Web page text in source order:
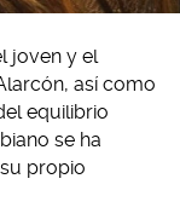
joven y el
así como
equilibrio
se ha
propio